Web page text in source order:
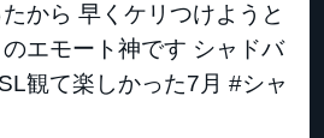
から 早くケリつけようと
エモート神です シャドバ
観て楽しかった7月 #シャ